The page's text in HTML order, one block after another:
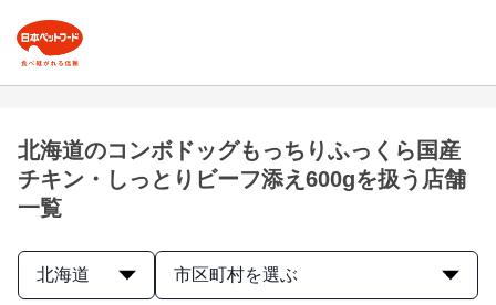
北海道のコンボドッグもっちりふっくら国産
チキン・しっとりビーフ添え600gを扱う店舗
一覧
北海道 市区町村を選ぶ